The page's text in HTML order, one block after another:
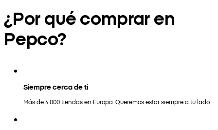
¿Por qué comprar en
Pepco?
Siempre cerca de ti
Más de 4.000 tiendas en Europa. Queremos estar siempre a tu lado.